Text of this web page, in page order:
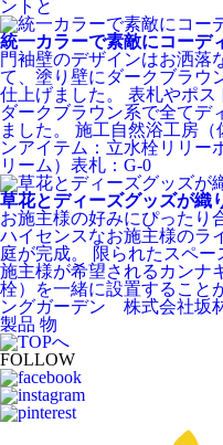
ントと
統一カラーで素敵にコーデ
門袖壁のデザインはお洒落
て、塗り壁にダークブラウ
仕上げました。 表札やポ
ダークブラウン系で全てデ
ました。 施工自然浴工房
ンアイテム：立水栓リリー
リーム）表札：G-0
草花とディーズグッズが織
お施主様の好みにぴったり
ハイセンスなお施主様のラ
庭が完成。 限られたスペ
施主様が希望されるカンナ
栓）を一緒に設置すること
ングガーデン 株式会社坂
製品 物
FOLLOW